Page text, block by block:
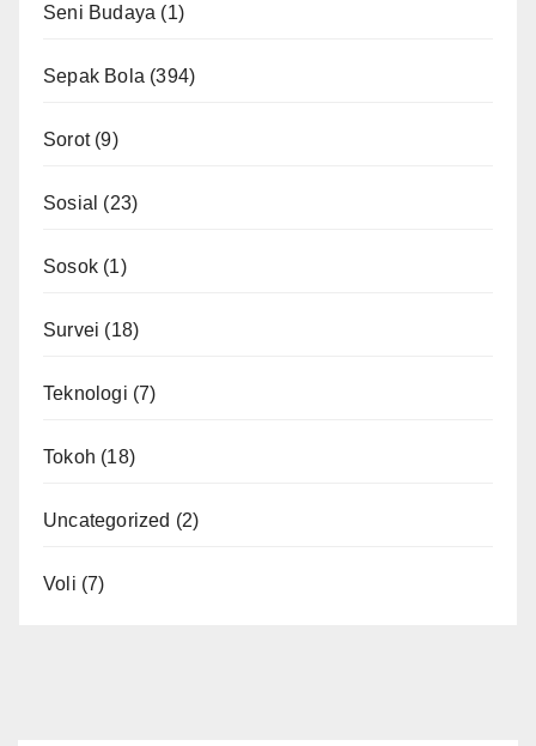
Seni Budaya (1)
Sepak Bola (394)
Sorot(9)
Sosial (23)
Sosok (1)
Survei (18)
Teknologi (7)
Tokoh (18)
Uncategorized (2)
Voli (7)